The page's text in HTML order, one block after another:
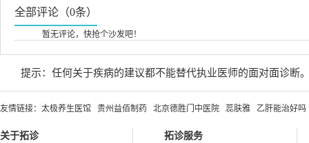
全部评论（0条）
暂无评论，快抢个沙发吧！
提示：任何关于疾病的建议都不能替代执业医师的面对面诊断
友情链接： 太极养生医馆 贵州益佰制药 北京德胜门中医院 蕊肤雅 乙肝能治好吗
关于拓诊 拓诊服务